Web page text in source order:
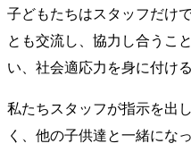
子どもたちはスタッフだけ
とも交流し、協力し合うこ
い、社会適応力を身に付け
私たちスタッフが指示を出
く、他の子供達と一緒にな